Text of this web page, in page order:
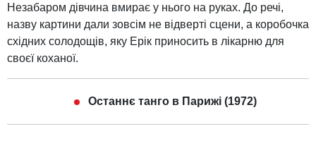
Незабаром дівчина вмирає у нього на руках. До речі,
назву картини дали зовсім не відверті сцени, а коробочка
східних солодощів, яку Ерік приносить в лікарню для
своєї коханої.
Останнє танго в Парижі (1972)